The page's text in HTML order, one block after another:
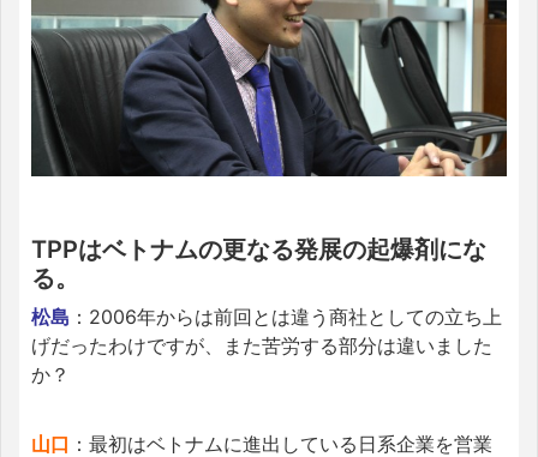
TPPはベトナムの更なる発展の起爆剤にな
る。
松島 ：2006年からは前回とは違う商社としての立ち上
げだったわけですが、また苦労する部分は違いました
か？
山口 ：最初はベトナムに進出している日系企業を営業